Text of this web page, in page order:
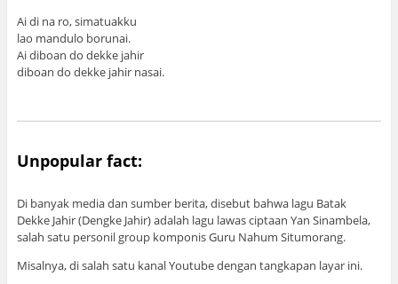
Ai di na ro, simatuakku
lao mandulo borunai.
Ai diboan do dekke jahir
diboan do dekke jahir nasai.
Unpopular fact:
Di banyak media dan sumber berita, disebut bahwa lagu Batak
Dekke Jahir (Dengke Jahir) adalah lagu lawas ciptaan Yan Sinambela,
salah satu personil group komponis Guru Nahum Situmorang.
Misalnya, di salah satu kanal Youtube dengan tangkapan layar ini.